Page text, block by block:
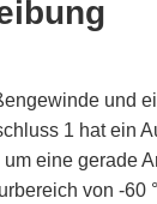
und
1 hat ein
eine gerade
von -60